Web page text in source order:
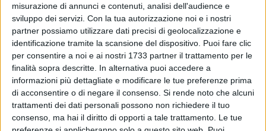
misurazione di annunci e contenuti, analisi dell'audience e
sviluppo dei servizi. Con la tua autorizzazione noi e i nostri
partner possiamo utilizzare dati precisi di geolocalizzazione e
identificazione tramite la scansione del dispositivo. Puoi fare clic
per consentire a noi e ai nostri 1733 partner il trattamento per le
finalità sopra descritte. In alternativa puoi accedere a
informazioni più dettagliate e modificare le tue preferenze prima
di acconsentire o di negare il consenso. Si rende noto che alcuni
trattamenti dei dati personali possono non richiedere il tuo
consenso, ma hai il diritto di opporti a tale trattamento. Le tue
Club Barletta, la Regione Puglia, l'associazione Letti di
Piacere, i Presidi del Libro di Barletta, l'associazione Teatro
delle Lanterne e Cif Andria, in occasione della festa della
donna, martedì 7 Marzo 2023, alle ore 19,30 sarà lieto di
tenere un evento interamente dedicato alle donne, presso la
sala Athenaeum a Barletta, in Via Madonna degli Angeli 29,
(traversa Via dei Greci) intitolato "ESSERE DONNA , TRA
LIBERTA' E COSTRIZIONI" , che verterà sulla condizione
femminile nei Paesi dai regimi totalitari e di guerra.